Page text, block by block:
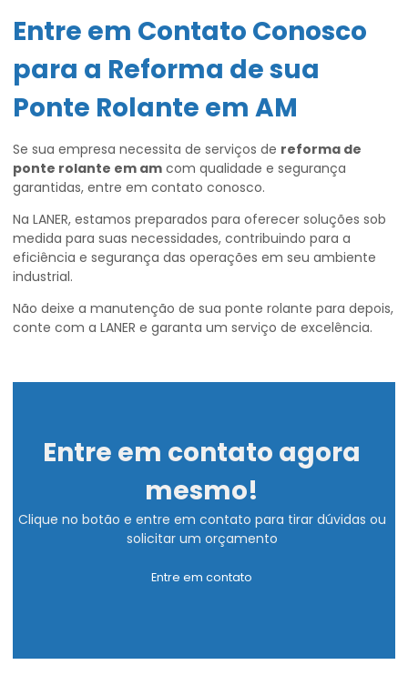
Entre em Contato Conosco
para a Reforma de sua
Ponte Rolante em AM
Se sua empresa necessita de serviços de reforma de
ponte rolante em am com qualidade e segurança
garantidas, entre em contato conosco.
Na LANER, estamos preparados para oferecer soluções sob
medida para suas necessidades, contribuindo para a
eficiência e segurança das operações em seu ambiente
industrial.
Não deixe a manutenção de sua ponte rolante para depois,
conte com a LANER e garanta um serviço de excelência.
Entre em contato agora
mesmo!
Clique no botão e entre em contato para tirar dúvidas ou
solicitar um orçamento
Entre em contato